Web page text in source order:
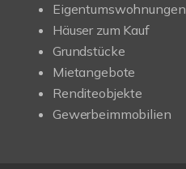
Eigentumswohnungen
Häuser zum Kauf
Grundstücke
Mietangebote
Renditeobjekte
Gewerbeimmobilien